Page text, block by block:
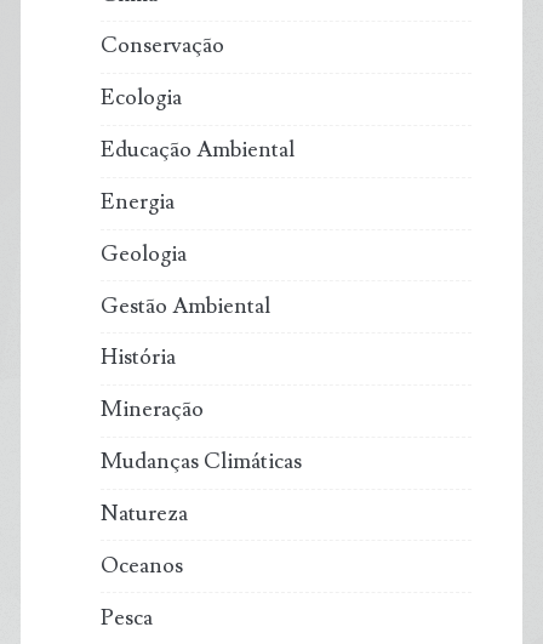
Conservação
Ecologia
Educação Ambiental
Energia
Geologia
Gestão Ambiental
História
Mineração
Mudanças Climáticas
Natureza
Oceanos
Pesca